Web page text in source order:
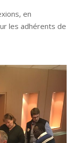
en
les adhérents de